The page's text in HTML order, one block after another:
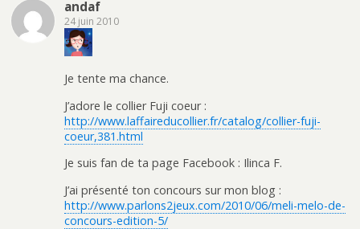
andaf
24 juin 2010
Je tente ma chance.
J’adore le collier Fuji coeur :
http://www.laffaireducollier.fr/catalog/collier-fuji-
coeur,381.html
Je suis fan de ta page Facebook : Ilinca F.
J’ai présenté ton concours sur mon blog :
http://www.parlons2jeux.com/2010/06/meli-melo-de-
concours-edition-5/